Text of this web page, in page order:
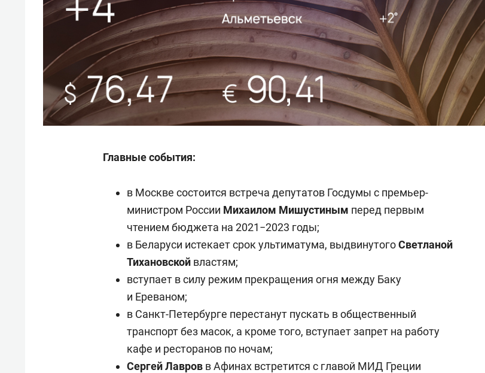
Главные события:
в Москве состоится встреча депутатов Госдумы с премьер-
министром России Михаилом Мишустиным перед первым
чтением бюджета на 2021−2023 годы;
в Беларуси истекает срок ультиматума, выдвинутогоСветланой
Тихановской властям;
вступает в силу режим прекращения огня между Баку
и Ереваном;
в Санкт-Петербурге перестанут пускать в общественный
транспорт без масок, а кроме того, вступает запрет на работу
кафе и ресторанов по ночам;
Сергей Лавров в Афинах встретится с главой МИД Греции
состоянием
антихрупких